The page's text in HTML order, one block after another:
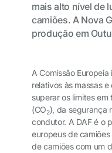
mais alto nível de
camiões. A Nova
produção em
A Comissão
relativos às massas
superar os limites
(CO2), da segurança
condutor. A DAF é o
europeus de
de camiões com um